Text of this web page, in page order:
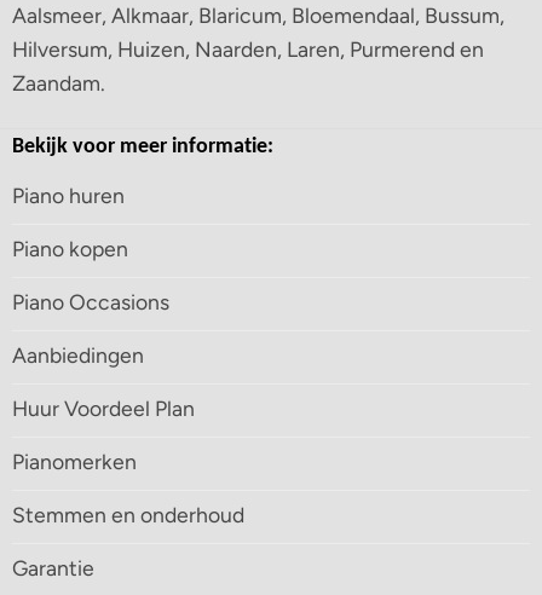
Aalsmeer, Alkmaar, Blaricum, Bloemendaal, Bussum,
Hilversum, Huizen, Naarden, Laren, Purmerend en
Zaandam.
Bekijk voor meer informatie:
Piano huren
Piano kopen
Piano Occasions
Aanbiedingen
Huur Voordeel Plan
Pianomerken
Stemmen en onderhoud
Garantie